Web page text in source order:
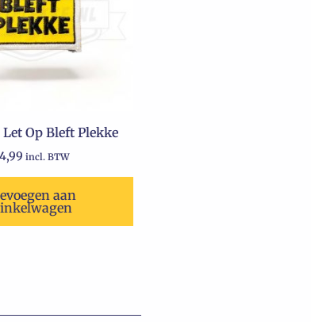
Op Bleft Plekke
incl. BTW
aan